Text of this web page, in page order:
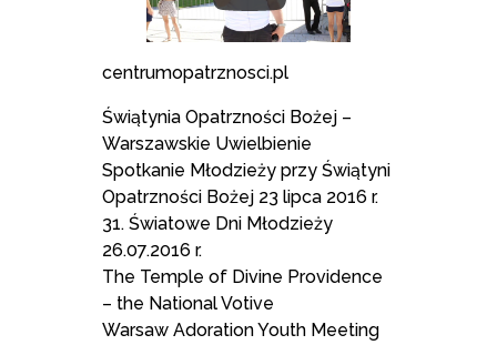
centrumopatrznosci.pl
Świątynia Opatrzności Bożej –
Warszawskie Uwielbienie
Spotkanie Młodzieży przy Świątyni
Opatrzności Bożej 23 lipca 2016 r.
31. Światowe Dni Młodzieży
26.07.2016 r.
The Temple of Divine Providence
– the National Votive
Warsaw Adoration Youth Meeting